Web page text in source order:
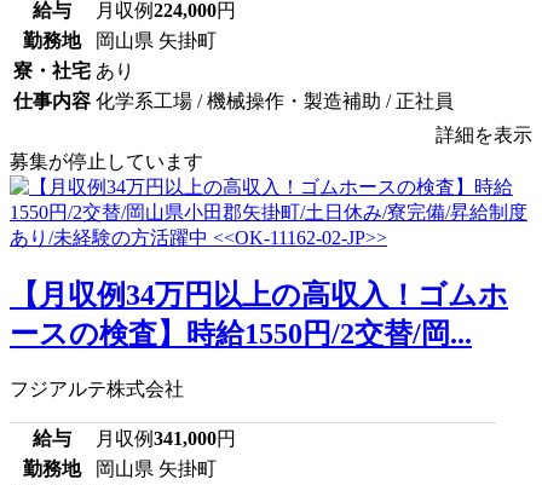
給与 月収例224,000円
勤務地
岡山県 矢掛町
寮・社宅 あり
仕事内容 化学系工場 / 機械操作・製造補助 / 正社員
詳細を表示
募集が停止しています
【月収例34万円以上の高収入！ゴムホ
ースの検査】時給1550円/2交替/岡...
フジアルテ株式会社
給与 月収例341,000円
勤務地
岡山県 矢掛町